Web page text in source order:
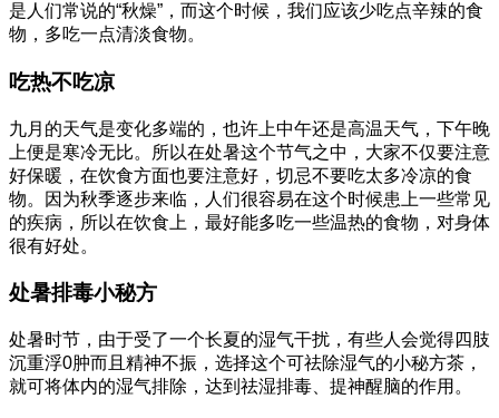
是人们常说的“秋燥”，而这个时候，我们应该少吃点辛辣的食
物，多吃一点清淡食物。
吃热不吃凉
九月的天气是变化多端的，也许上中午还是高温天气，下午晚
上便是寒冷无比。所以在处暑这个节气之中，大家不仅要注意
好保暖，在饮食方面也要注意好，切忌不要吃太多冷凉的食
物。因为秋季逐步来临，人们很容易在这个时候患上一些常见
的疾病，所以在饮食上，最好能多吃一些温热的食物，对身体
很有好处。
处暑排毒小秘方
处暑时节，由于受了一个长夏的湿气干扰，有些人会觉得四肢
沉重浮0肿而且精神不振，选择这个可祛除湿气的小秘方茶，
就可将体内的湿气排除，达到祛湿排毒、提神醒脑的作用。